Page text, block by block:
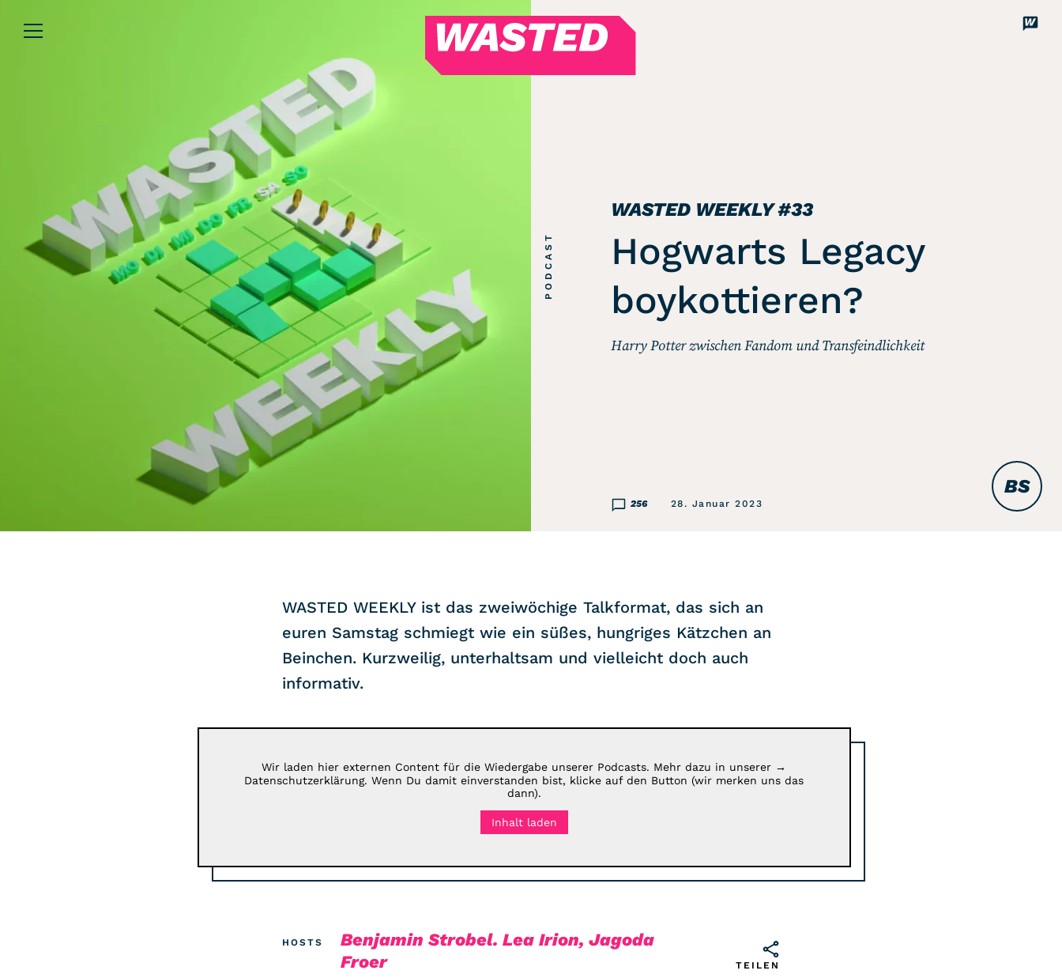
WASTED
Magazin
Unsere Autor*innen
Lesen
Alle Artikel
Review
Kommentar
Analyse
Interview
Kolumne
Listicle
Newsletter
Hören
Redebedarf
Last Game Standing
Top 5
Random
RSS-Feed
WASTED WEEKLY#33
Hogwarts Legacy
boykottieren?
Harry Potter zwischen Fandom und Transfeindlichkeit
256 28. Januar 2023
PODCAST
BS
WASTED WEEKLY ist das zweiwöchige Talkformat, das sich an
euren Samstag schmiegt wie ein süßes, hungriges Kätzchen an
Beinchen. Kurzweilig, unterhaltsam und vielleicht doch auch
informativ.
Wir laden hier externen Content für die Wiedergabe unserer Podcasts. Mehr dazu in unserer →
Datenschutzerklärung. Wenn Du damit einverstanden bist, klicke auf den Button (wir merken uns das
dann).
Inhalt laden
HOSTS
Benjamin Strobel. Lea Irion, Jagoda
Froer
TEILEN